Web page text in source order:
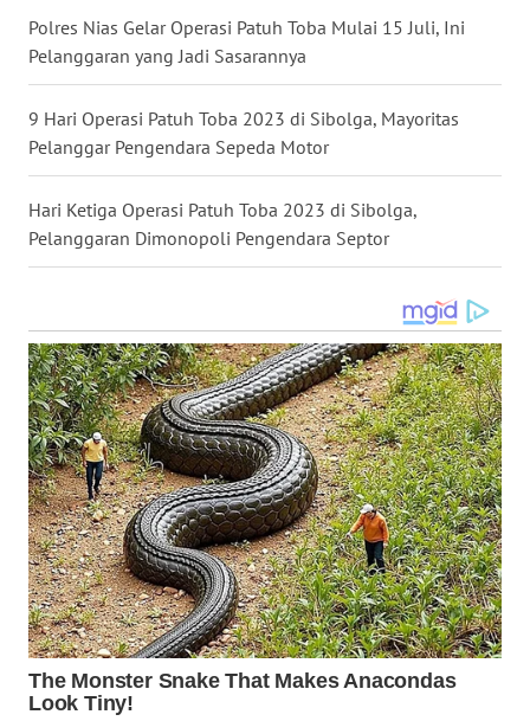
Polres Nias Gelar Operasi Patuh Toba Mulai 15 Juli, Ini
Pelanggaran yang Jadi Sasarannya
9 Hari Operasi Patuh Toba 2023 di Sibolga, Mayoritas
Pelanggar Pengendara Sepeda Motor
Hari Ketiga Operasi Patuh Toba 2023 di Sibolga,
Pelanggaran Dimonopoli Pengendara Septor
WN
WN
WN
TANJUNG
LESUNG
WN
KARO
WN
SIMALUNGUN
WN
LABUHANBATU